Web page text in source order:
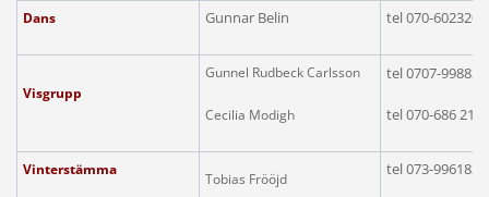
Dans Gunnar Belin tel070-6023208
Visgrupp
Gunnel Rudbeck Carlsson
Cecilia Modigh
tel 0707-
tel 070-686 21
Vinterstämma
Tobias Frööjd
tel073-9961839